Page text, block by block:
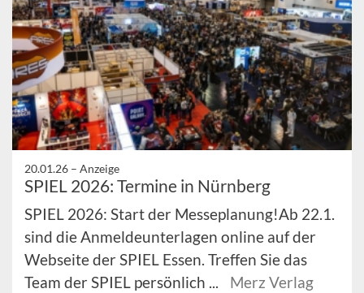
20.01.26 – Anzeige
SPIEL 2026: Termine in Nürnberg
SPIEL 2026: Start der Messeplanung!Ab 22.1.
sind die Anmeldeunterlagen online auf der
Webseite der SPIEL Essen. Treffen Sie das
Team der SPIEL persönlich ...
Merz Verlag